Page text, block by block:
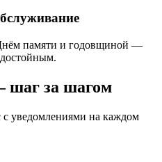
памяти и годовщиной —
шаг за шагом
уведомлениями на каждом